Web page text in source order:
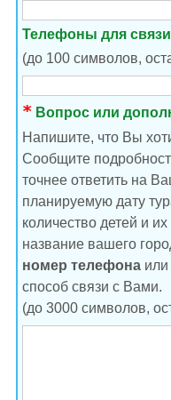
Телефоны для связи
(до 100 символов,
Вопрос или
Напишите, что Вы
Сообщите
точнее ответить на
планируемую дату
количество детей и их
название вашего
номер телефона
способ связи с Вами.
(до 3000 символов,